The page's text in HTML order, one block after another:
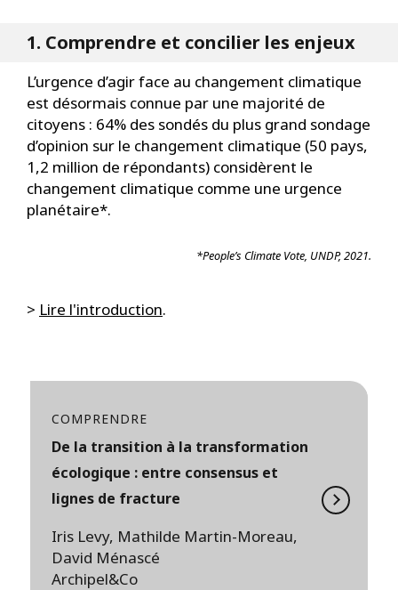
1. Comprendre et concilier les enjeux
L’urgence d’agir face au changement climatique
est désormais connue par une majorité de
citoyens : 64% des sondés du plus grand sondage
d’opinion sur le changement climatique (50 pays,
1,2 million de répondants) considèrent le
changement climatique comme une urgence
planétaire*.
*People’s Climate Vote, UNDP, 2021.
> Lire l'introduction.
COMPRENDRE
De la transition à la transformation
écologique : entre consensus et
lignes de fracture
Iris Levy, Mathilde Martin-Moreau,
David Ménascé
Archipel&Co